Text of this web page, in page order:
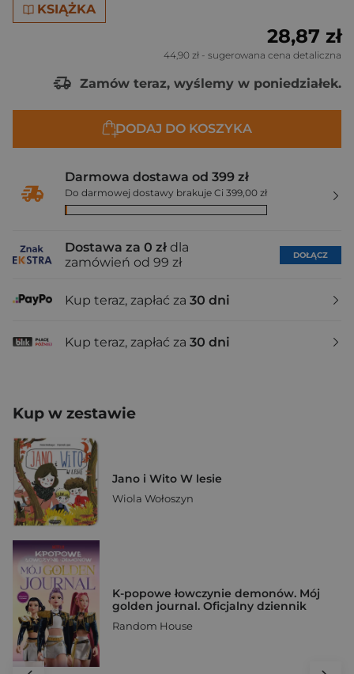
KSIĄŻKA
28,87 zł
44,90 zł - sugerowana cena detaliczna
Zamów teraz, wyślemy w poniedziałek.
DODAJ DO KOSZYKA
Darmowa dostawa od 399 zł
Do darmowej dostawy brakuje Ci 399,00 zł
Dostawa za 0 zł dla
zamówień od 99 zł
DOŁĄCZ
Kup teraz, zapłać za 30 dni
Kup teraz, zapłać za 30 dni
Kup w zestawie
Jano i Wito W lesie
Wiola Wołoszyn
K-popowe łowczynie demonów. Mój
golden journal. Oficjalny dziennik
Random House